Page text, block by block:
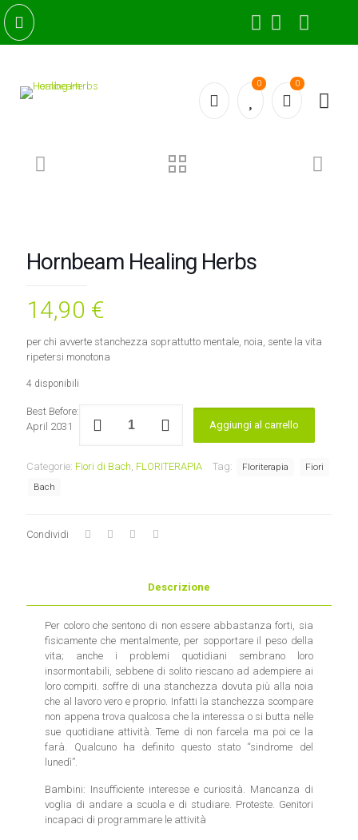
0 0
Hornbeam Healing Herbs
14,90 €
per chi avverte stanchezza soprattutto mentale, noia, sente la vita
ripetersi monotona
4 disponibili
Best Before:
April 2031
Aggiungi al carrello
Categorie: Fiori di Bach, FLORITERAPIA Tag: Floriterapia
Fiori
Bach
Condividi
Descrizione
Per coloro che sentono di non essere abbastanza forti, sia
fisicamente che mentalmente, per sopportare il peso della
vita; anche i problemi quotidiani sembrano loro
insormontabili, sebbene di solito riescano ad adempiere ai
loro compiti. soffre di una stanchezza dovuta più alla noia
che al lavoro vero e proprio. Infatti la stanchezza scompare
non appena trova qualcosa che la interessa o si butta nelle
sue quotidiane attività. Teme di non farcela ma poi ce la
farà. Qualcuno ha definito questo stato “sindrome del
lunedì”.
Bambini: Insufficiente interesse e curiosità. Mancanza di
voglia di andare a scuola e di studiare. Proteste. Genitori
incapaci di programmare le attività